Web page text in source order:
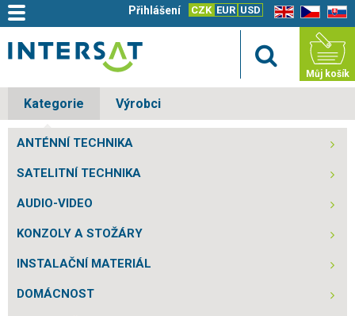
EN CZ SK
CZK EUR USD
Přihlášení
Můj košík
Kategorie Výrobci
ANTÉNNÍ TECHNIKA
SATELITNÍ TECHNIKA
AUDIO-VIDEO
KONZOLY A STOŽÁRY
INSTALAČNÍ MATERIÁL
DOMÁCNOST